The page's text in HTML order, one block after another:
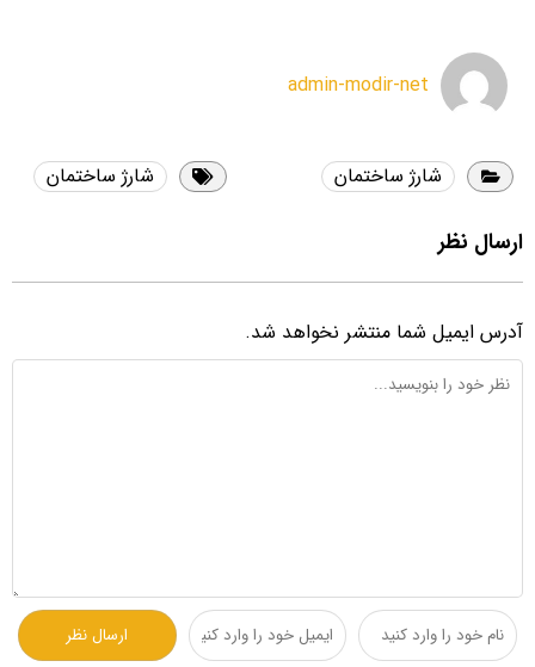
admin-modir-net
شارژ ساختمان شارژ ساختمان
ارسال نظر
آدرس ایمیل شما منتشر نخواهد شد.